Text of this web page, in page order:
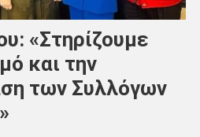
«Στηρίζουμε
και την
των Συλλόγων